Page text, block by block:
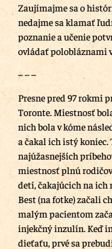
Zaujímajme sa o
nedajme sa klamať
poznanie a učenie
ovládať polobláznami
– – –
Presne pred 97 rokmi
Toronte. Miestnosť
nich bola v kóme
a čakal ich istý koniec.
najúžasnejších
miestnosť plnú
detí, čakajúcich na ich
Best (na fotke) začali
malým pacientom
injekčný inzulín. Keď
dieťaťu, prvé sa